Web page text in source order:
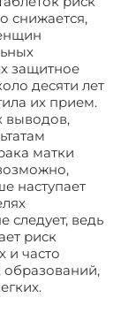
снижается,
защитное
десяти лет
их прием.
выводов,
матки
наступает
следует, ведь
риск
и часто
образований,